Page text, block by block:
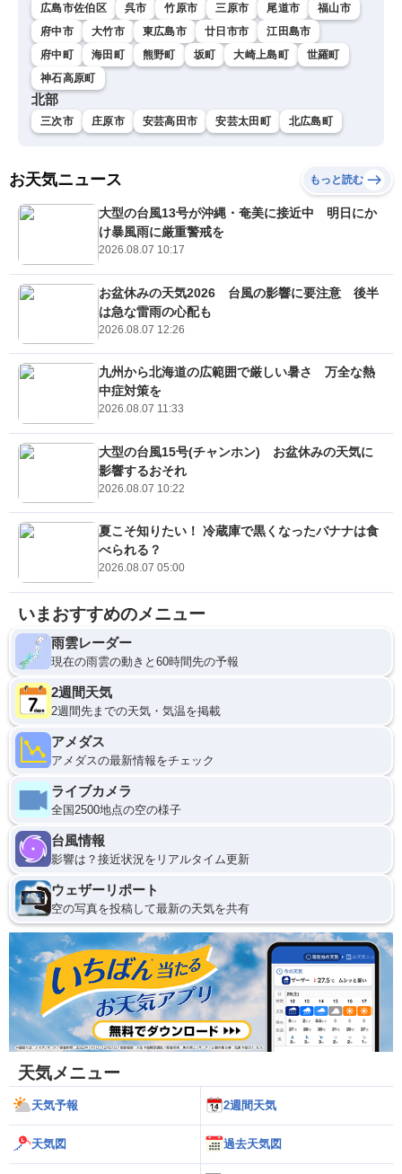
広島市佐伯区 呉市 竹原市 三原市 尾道市
福山市
府中市
大竹市 東広島市 廿日市市
江田島市
府中町
海田町 熊野町 坂町 大崎上島町
世羅町
神石高原町
北部
三次市 庄原市 安芸高田市 安芸太田町 北広島町
お天気ニュース もっと読む
大型の台風13号が沖縄・奄美に接近中 明日にか
け暴風雨に厳重警戒を
2026.08.07 10:17
お盆休みの天気2026 台風の影響に要注意 後半
は急な雷雨の心配も
2026.08.07 12:26
九州から北海道の広範囲で厳しい暑さ 万全な熱
中症対策を
2026.08.07 11:33
大型の台風15号(チャンホン) お盆休みの天気に
影響するおそれ
2026.08.07 10:22
夏こそ知りたい！ 冷蔵庫で黒くなったバナナは食
べられる？
2026.08.07 05:00
いまおすすめのメニュー
雨雲レーダー
現在の雨雲の動きと60時間先の予報
2週間天気
2週間先までの天気・気温を掲載
アメダス
アメダスの最新情報をチェック
ライブカメラ
全国2500地点の空の様子
台風情報
影響は？接近状況をリアルタイム更新
ウェザーリポート
空の写真を投稿して最新の天気を共有
天気メニュー
天気予報 2週間天気
天気図 過去天気図